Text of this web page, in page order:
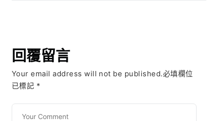
回覆留言
Your email address will not be published.必填欄位
已標記 *